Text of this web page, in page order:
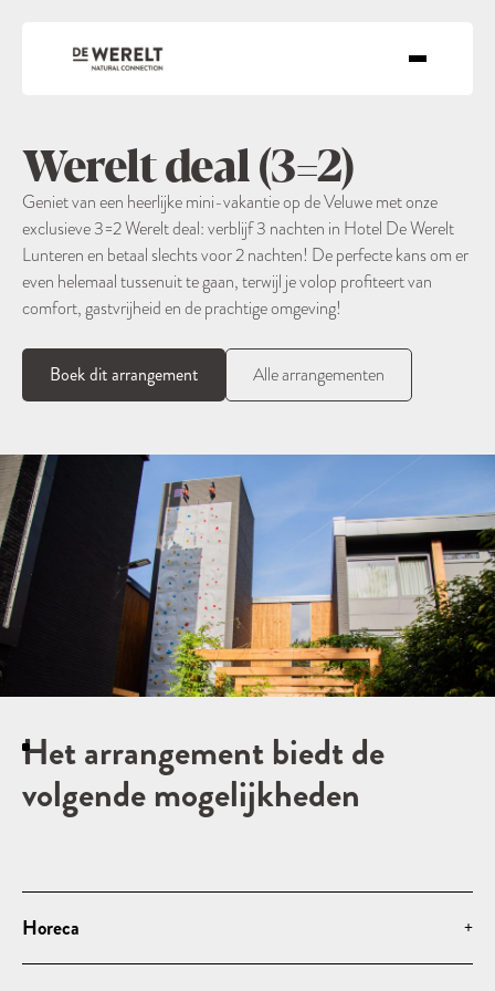
Werelt deal (3=2)
Geniet van een heerlijke mini-vakantie op de Veluwe met onze
exclusieve 3=2 Werelt deal: verblijf 3 nachten in Hotel De Werelt
Lunteren en betaal slechts voor 2 nachten! De perfecte kans om er
even helemaal tussenuit te gaan, terwijl je volop profiteert van
comfort, gastvrijheid en de prachtige omgeving!
Boek dit arrangement Alle arrangementen
Het arrangement biedt de
volgende mogelijkheden
Horeca
+
Een ontbijt zit altijd bij je boeking inbegrepen